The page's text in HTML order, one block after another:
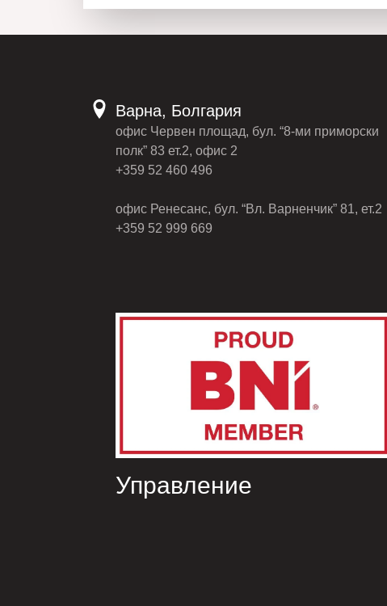
Варна, Болгария
офис Червен площад, бул. “8-ми приморски
полк” 83 ет.2, офис 2
+359 52 460 496
офис Ренесанс, бул. “Вл. Варненчик” 81, ет.2
+359 52 999 669
Управление